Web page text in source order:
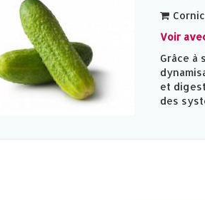
Voir
Grâce à
et
des